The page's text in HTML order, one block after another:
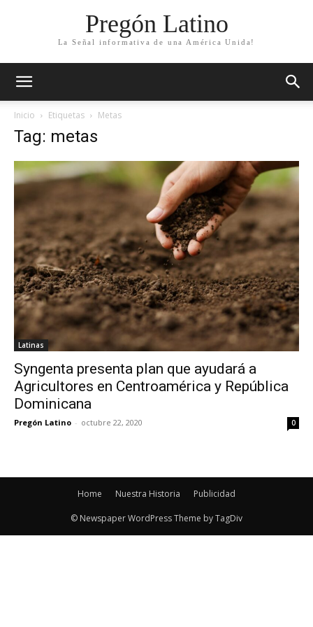
Pregón Latino
La Señal informativa de una América Unida!
Inicio Etiquetas Metas
Tag: metas
Latinas
Syngenta presenta plan que ayudará a
Agricultores en Centroamérica y República
Dominicana
Pregón Latino - octubre 22, 2020 0
Home Nuestra Historia Publicidad
© Newspaper WordPress Theme by TagDiv